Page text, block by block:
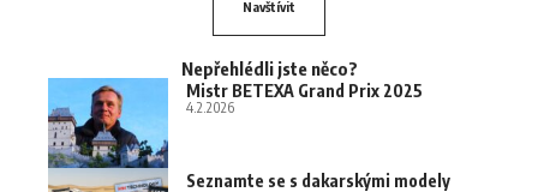
Navštívit
Nepřehlédli jste něco?
Mistr BETEXA Grand Prix 2025
4.2.2026
Seznamte se s dakarskými modely